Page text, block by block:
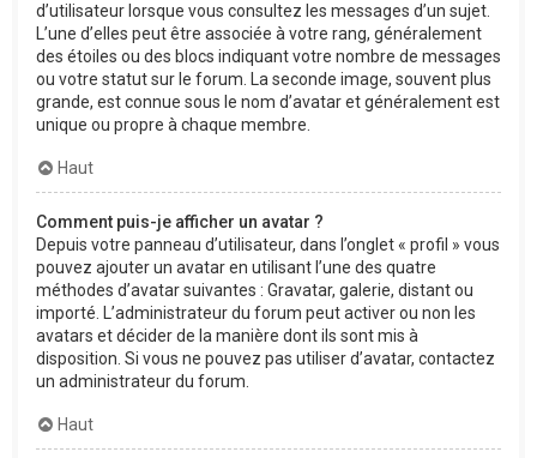
d’utilisateur lorsque vous consultez les messages d’un sujet.
L’une d’elles peut être associée à votre rang, généralement
des étoiles ou des blocs indiquant votre nombre de messages
ou votre statut sur le forum. La seconde image, souvent plus
grande, est connue sous le nom d’avatar et généralement est
unique ou propre à chaque membre.
Haut
Comment puis-je afficher un avatar ?
Depuis votre panneau d’utilisateur, dans l’onglet « profil » vous
pouvez ajouter un avatar en utilisant l’une des quatre
méthodes d’avatar suivantes : Gravatar, galerie, distant ou
importé. L’administrateur du forum peut activer ou non les
avatars et décider de la manière dont ils sont mis à
disposition. Si vous ne pouvez pas utiliser d’avatar, contactez
un administrateur du forum.
Haut